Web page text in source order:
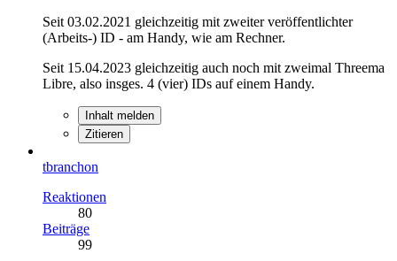
Seit 03.02.2021 gleichzeitig mit zweiter veröffentlichter
(Arbeits-) ID - am Handy, wie am Rechner.
Seit 15.04.2023 gleichzeitig auch noch mit zweimal Threema
Libre, also insges. 4 (vier) IDs auf einem Handy.
Inhalt melden
Zitieren
tbranchon
Reaktionen
80
Beiträge
99